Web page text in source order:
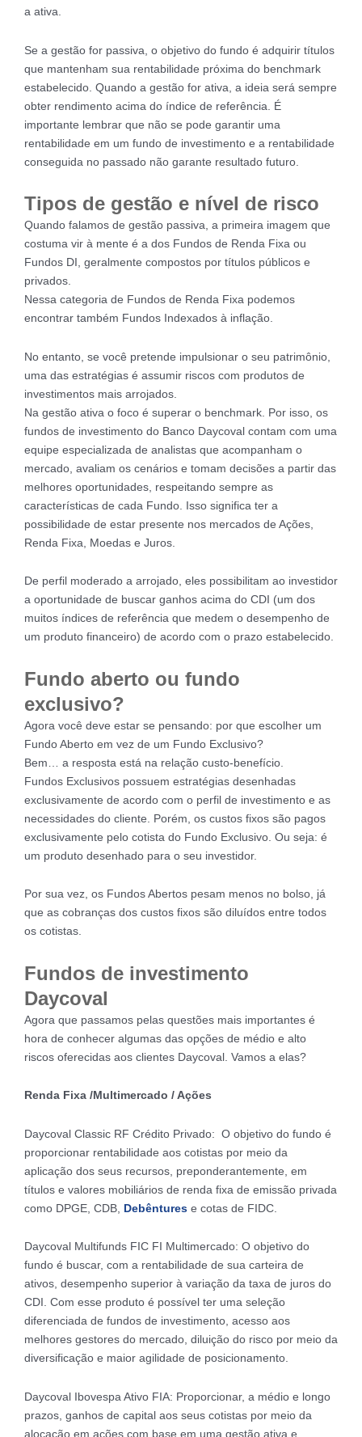
a ativa.
Se a gestão for passiva, o objetivo do fundo é adquirir títulos
que mantenham sua rentabilidade próxima do benchmark
estabelecido. Quando a gestão for ativa, a ideia será sempre
obter rendimento acima do índice de referência. É
importante lembrar que não se pode garantir uma
rentabilidade em um fundo de investimento e a rentabilidade
conseguida no passado não garante resultado futuro.
Tipos de gestão e nível de risco
Quando falamos de gestão passiva, a primeira imagem que
costuma vir à mente é a dos Fundos de Renda Fixa ou
Fundos DI, geralmente compostos por títulos públicos e
privados.
Nessa categoria de Fundos de Renda Fixa podemos
encontrar também Fundos Indexados à inflação.
No entanto, se você pretende impulsionar o seu patrimônio,
uma das estratégias é assumir riscos com produtos de
investimentos mais arrojados.
Na gestão ativa o foco é superar o benchmark. Por isso, os
fundos de investimento do Banco Daycoval contam com uma
equipe especializada de analistas que acompanham o
mercado, avaliam os cenários e tomam decisões a partir das
melhores oportunidades, respeitando sempre as
características de cada Fundo. Isso significa ter a
possibilidade de estar presente nos mercados de Ações,
Renda Fixa, Moedas e Juros.
De perfil moderado a arrojado, eles possibilitam ao investidor
a oportunidade de buscar ganhos acima do CDI (um dos
muitos índices de referência que medem o desempenho de
um produto financeiro) de acordo com o prazo estabelecido.
Fundo aberto ou fundo
exclusivo?
Agora você deve estar se pensando: por que escolher um
Fundo Aberto em vez de um Fundo Exclusivo?
Bem… a resposta está na relação custo-benefício.
Fundos Exclusivos possuem estratégias desenhadas
exclusivamente de acordo com o perfil de investimento e as
necessidades do cliente. Porém, os custos fixos são pagos
exclusivamente pelo cotista do Fundo Exclusivo. Ou seja: é
um produto desenhado para o seu investidor.
Por sua vez, os Fundos Abertos pesam menos no bolso, já
que as cobranças dos custos fixos são diluídos entre todos
os cotistas.
Fundos de investimento
Daycoval
Agora que passamos pelas questões mais importantes é
hora de conhecer algumas das opções de médio e alto
riscos oferecidas aos clientes Daycoval. Vamos a elas?
Renda Fixa /Multimercado / Ações
Daycoval Classic RF Crédito Privado: O objetivo do fundo é
proporcionar rentabilidade aos cotistas por meio da
aplicação dos seus recursos, preponderantemente, em
títulos e valores mobiliários de renda fixa de emissão privada
como DPGE, CDB, Debêntures e cotas de FIDC.
Daycoval Multifunds FIC FI Multimercado: O objetivo do
fundo é buscar, com a rentabilidade de sua carteira de
ativos, desempenho superior à variação da taxa de juros do
CDI. Com esse produto é possível ter uma seleção
diferenciada de fundos de investimento, acesso aos
melhores gestores do mercado, diluição do risco por meio da
diversificação e maior agilidade de posicionamento.
Daycoval Ibovespa Ativo FIA: Proporcionar, a médio e longo
prazos, ganhos de capital aos seus cotistas por meio da
alocação em ações com base em uma gestão ativa e